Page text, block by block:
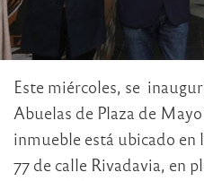
Este miércoles, se
Abuelas de Plaza de
inmueble está ubicado en
77 de calle Rivadavia, en